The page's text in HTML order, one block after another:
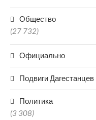
Общество
(27 732)
Официально
Подвиги Дагестанцев
Политика
(3 308)